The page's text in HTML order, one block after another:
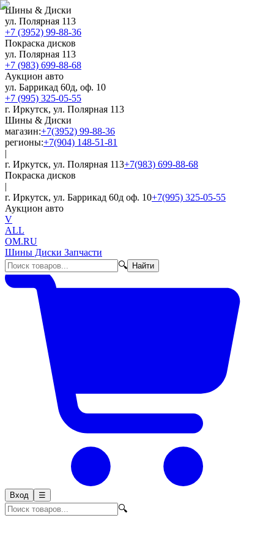
Шины & Диски
ул. Полярная 113
+7 (3952) 99-88-36
Покраска дисков
ул. Полярная 113
+7 (983) 699-88-68
Аукцион авто
ул. Баррикад 60д, оф. 10
+7 (995) 325-05-55
г. Иркутск, ул. Полярная 113
Шины & Диски
магазин:+7(3952) 99-88-36
регионы:+7(904) 148-51-81
|
г. Иркутск, ул. Полярная 113+7(983) 699-88-68
Покраска дисков
|
г. Иркутск, ул. Баррикад 60д оф. 10+7(995) 325-05-55
Аукцион авто
V
ALL
OM.RU
Шины Диски Запчасти
🔍
Найти
Вход ☰
🔍